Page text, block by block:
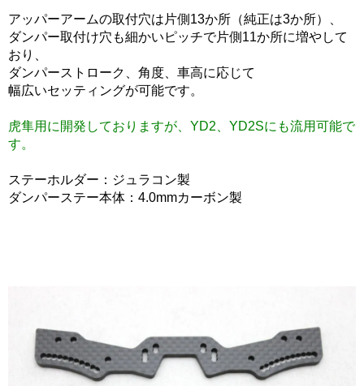
アッパーアームの取付穴は片側13か所（純正は3か所）、
ダンパー取付け穴も細かいピッチで片側11か所に増やして
おり、
ダンパーストローク、角度、車高に応じて
幅広いセッティングが可能です。
虎隼用に開発しておりますが、YD2、YD2Sにも流用可能で
す。
ステーホルダー：ジュラコン製
ダンパーステー本体：4.0mmカーボン製